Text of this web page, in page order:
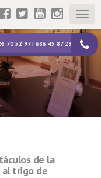
70 52 97 | 686 45 87 23
de la
al trigo de